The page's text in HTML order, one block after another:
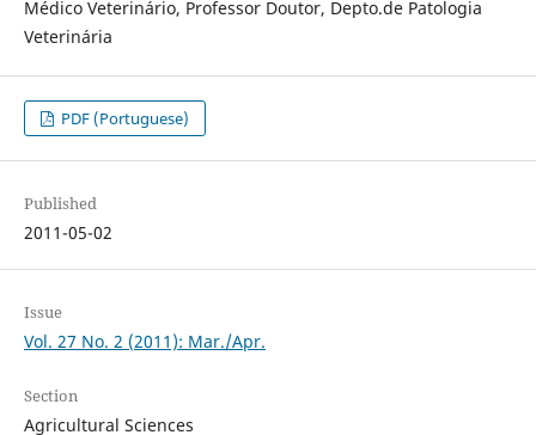
Médico Veterinário, Professor Doutor, Depto.de Patologia
Veterinária
PDF (Portuguese)
Published
2011-05-02
Issue
Vol. 27 No. 2 (2011): Mar./Apr.
Section
Agricultural Sciences